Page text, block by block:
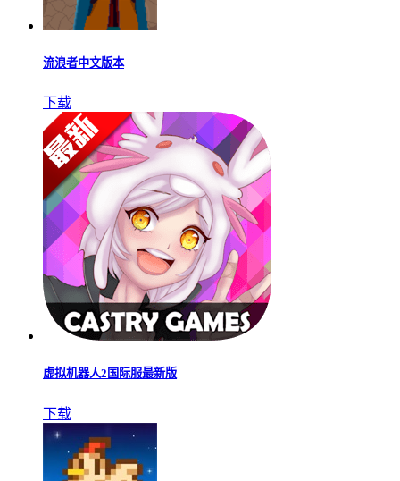
流浪者中文版本
下载
虚拟机器人2国际服最新版
下载